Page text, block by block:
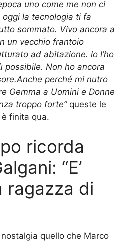
uno come me non ci
la tecnologia ti fa
sommato. Vivo ancora a
un vecchio frantoio
ad abitazione. lo l’ho
possibile. Non ho ancora
perché mi nutro
Gemma a Uomini e Donne
troppo forte” queste le
finita qua.
ricorda
“E’
ragazza di
quello che Marco